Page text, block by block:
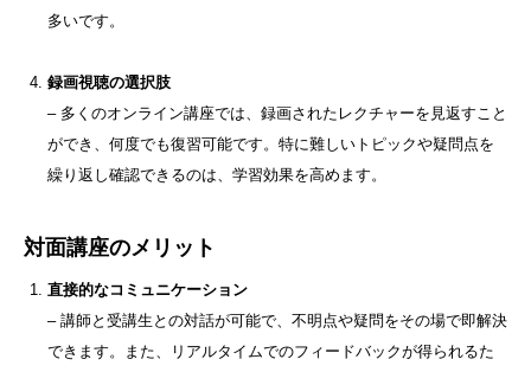
多いです。
録画視聴の選択肢
– 多くのオンライン講座では、録画されたレクチャーを見返すこと
ができ、何度でも復習可能です。特に難しいトピックや疑問点を
繰り返し確認できるのは、学習効果を高めます。
対面講座のメリット
直接的なコミュニケーション
– 講師と受講生との対話が可能で、不明点や疑問をその場で即解決
できます。また、リアルタイムでのフィードバックが得られるた